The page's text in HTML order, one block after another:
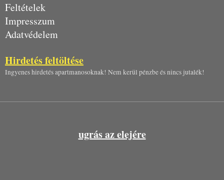
Feltételek
Impresszum
Adatvédelem
Hirdetés feltöltése
Ingyenes hirdetés apartmanosoknak! Nem kerül pénzbe és nincs jutalék!
ugrás az elejére